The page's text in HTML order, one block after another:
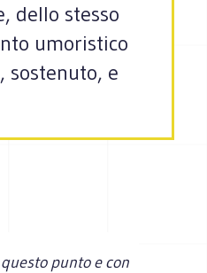
dello stesso
umoristico
sostenuto, e
questo punto e con